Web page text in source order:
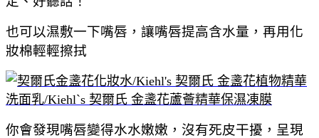
也可以濕敷一下嘴唇，讓嘴唇提高含水量，再用化
妝棉輕輕擦拭
你會發現嘴唇變得水水嫩嫩，沒有死皮干擾，呈現